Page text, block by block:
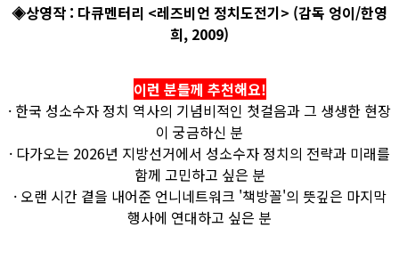
◈상영작 : 다큐멘터리 <레즈비언 정치도전기> (감독 엉이/한영
희, 2009)
이런 분들께 추천해요!
· 한국 성소수자 정치 역사의 기념비적인 첫걸음과 그 생생한 현장
이 궁금하신 분
· 다가오는 2026년 지방선거에서 성소수자 정치의 전략과 미래를
함께 고민하고 싶은 분
· 오랜 시간 곁을 내어준 언니네트워크 '책방꼴'의 뜻깊은 마지막
행사에 연대하고 싶은 분